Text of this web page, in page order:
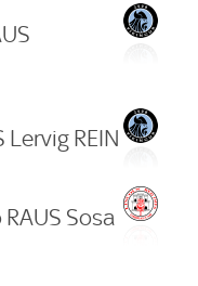
REIN
Sosa